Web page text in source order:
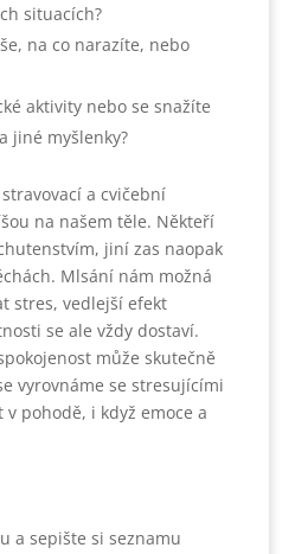
situacích?
na co narazíte, nebo
aktivity nebo se snažíte
jiné myšlenky?
a cvičební
na našem těle. Někteří
jiní zas naopak
Mlsání nám možná
stres, vedlejší efekt
se ale vždy dostaví.
může skutečně
vyrovnáme se stresujícími
pohodě, i když emoce a
a sepište si seznamu